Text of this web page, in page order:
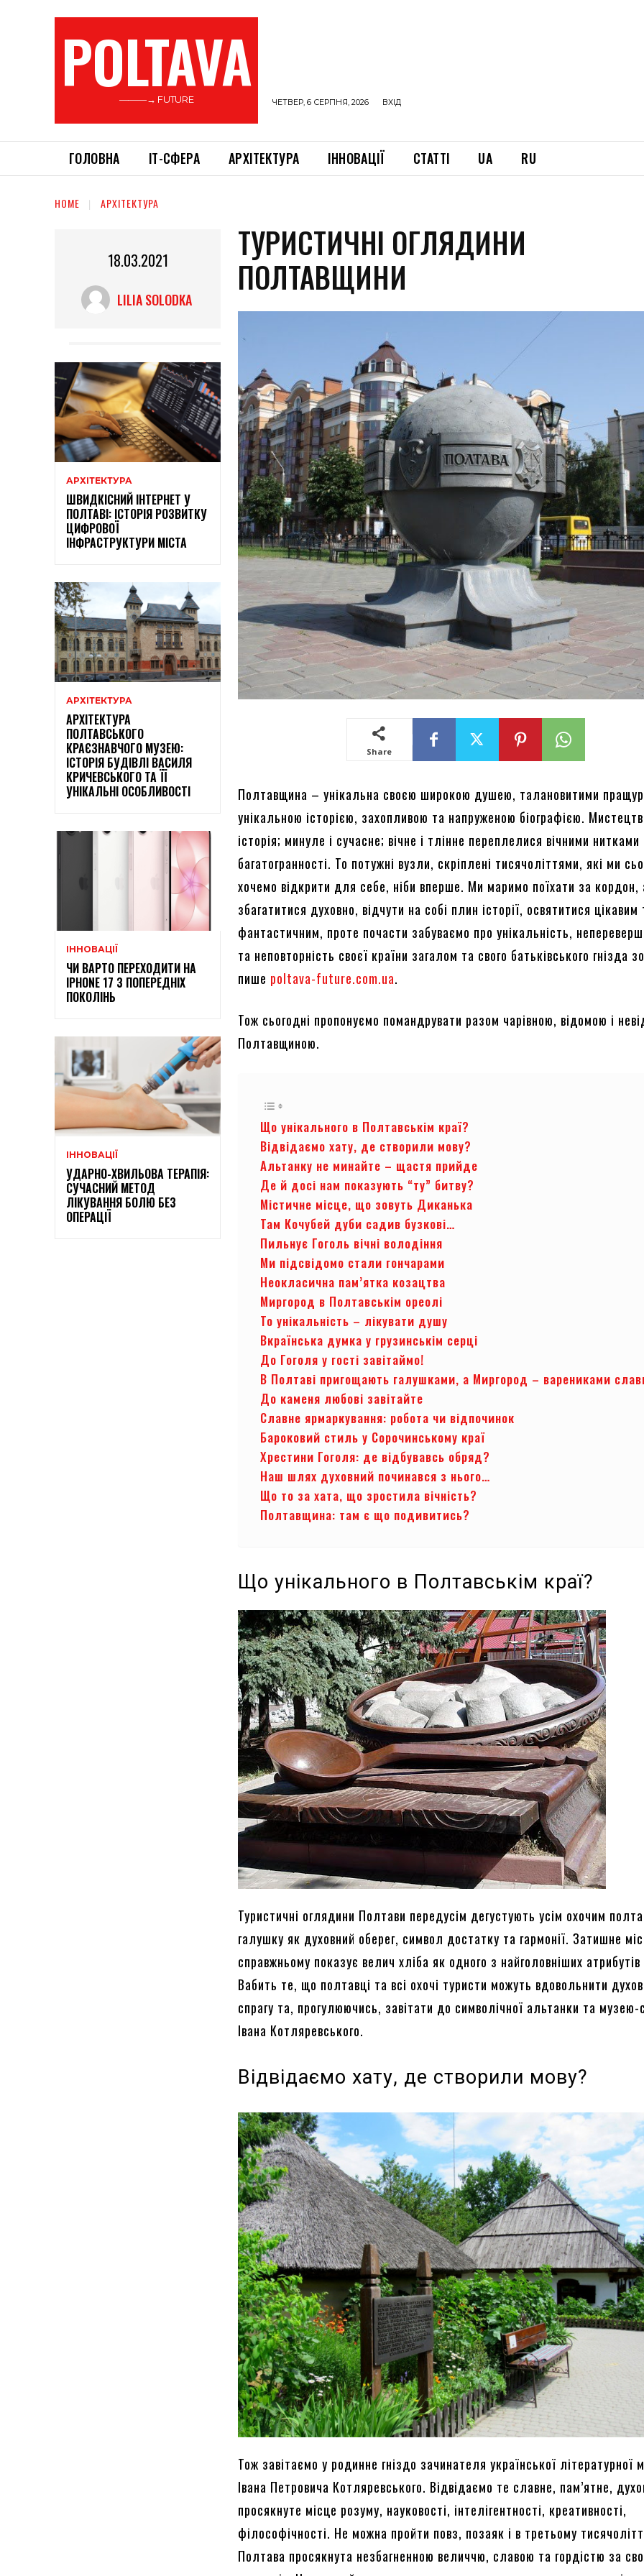
POLTAVA
———→ FUTURE ЧЕТВЕР, 6 СЕРПНЯ, 2026 ВХІД
ГОЛОВНА ІТ-СФЕРА АРХІТЕКТУРА ІННОВАЦІЇ СТАТТІ UA RU
HOME АРХІТЕКТУРА
18.03.2021
LILIA SOLODKA
АРХІТЕКТУРА
ШВИДКІСНИЙ ІНТЕРНЕТ У
ПОЛТАВІ: ІСТОРІЯ РОЗВИТКУ
ЦИФРОВОЇ
ІНФРАСТРУКТУРИ МІСТА
АРХІТЕКТУРА
АРХІТЕКТУРА
ПОЛТАВСЬКОГО
КРАЄЗНАВЧОГО МУЗЕЮ:
ІСТОРІЯ БУДІВЛІ ВАСИЛЯ
КРИЧЕВСЬКОГО ТА ЇЇ
УНІКАЛЬНІ ОСОБЛИВОСТІ
ІННОВАЦІЇ
ЧИ ВАРТО ПЕРЕХОДИТИ НА
IPHONE 17 З ПОПЕРЕДНІХ
ПОКОЛІНЬ
ІННОВАЦІЇ
УДАРНО-ХВИЛЬОВА ТЕРАПІЯ:
СУЧАСНИЙ МЕТОД
ЛІКУВАННЯ БОЛЮ БЕЗ
ОПЕРАЦІЇ
ТУРИСТИЧНІ ОГЛЯДИНИ
ПОЛТАВЩИНИ
Share
Полтавщина – унікальна своєю широкою душею, талановитими
унікальною історією, захопливою та напруженою біографією.
історія; минуле і сучасне; вічне і тлінне переплелися вічними нитками
багатогранності. То потужні вузли, скріплені тисячоліттями, які ми
хочемо відкрити для себе, ніби вперше. Ми маримо поїхати за кордон,
збагатитися духовно, відчути на собі плин історії, освятитися цікавим
фантастичним, проте почасти забуваємо про унікальність,
та неповторність своєї країни загалом та свого батьківського гнізда
пише poltava-future.com.ua.
Тож сьогодні пропонуємо помандрувати разом чарівною, відомою і
Полтавщиною.
Що унікального в Полтавськім краї?
Відвідаємо хату, де створили мову?
Альтанку не минайте – щастя прийде
Де й досі нам показують “ту” битву?
Містичне місце, що зовуть Диканька
Там Кочубей дуби садив бузкові…
Пильнує Гоголь вічні володіння
Ми підсвідомо стали гончарами
Неокласична пам’ятка козацтва
Миргород в Полтавськім ореолі
То унікальність – лікувати душу
Вкраїнська думка у грузинськім серці
До Гоголя у гості завітаймо!
В Полтаві пригощають галушками, а Миргород – варениками
До каменя любові завітайте
Славне ярмаркування: робота чи відпочинок
Бароковий стиль у Сорочинському краї
Хрестини Гоголя: де відбувавсь обряд?
Наш шлях духовний починався з нього…
Що то за хата, що зростила вічність?
Полтавщина: там є що подивитись?
Що унікального в Полтавськім краї?
Туристичні оглядини Полтави передусім дегустують усім охочим
галушку як духовний оберег, символ достатку та гармонії. Затишне
справжньому показує велич хліба як одного з найголовніших
Вабить те, що полтавці та всі охочі туристи можуть вдовольнити
спрагу та, прогулюючись, завітати до символічної альтанки та
Івана Котляревського.
Відвідаємо хату, де створили мову?
Тож завітаємо у родинне гніздо зачинателя української літературної
Івана Петровича Котляревського. Відвідаємо те славне, пам’ятне,
просякнуте місце розуму, науковості, інтелігентності, креативності,
філософічності. Не можна пройти повз, позаяк і в третьому
Полтава просякнута незбагненною величчю, славою та гордістю за